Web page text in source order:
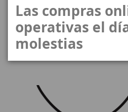
Las compras
operativas el
molestias